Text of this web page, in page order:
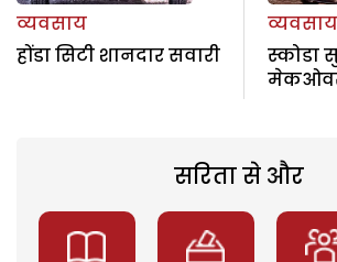
व्यवसाय
होंडा सिटी शानदार सवारी
व्यवसाय
स्कोडा
सरिता से और